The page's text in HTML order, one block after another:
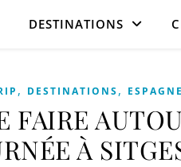
DESTINATIONS
, DESTINATIONS, ESPAGNE
FAIRE
À